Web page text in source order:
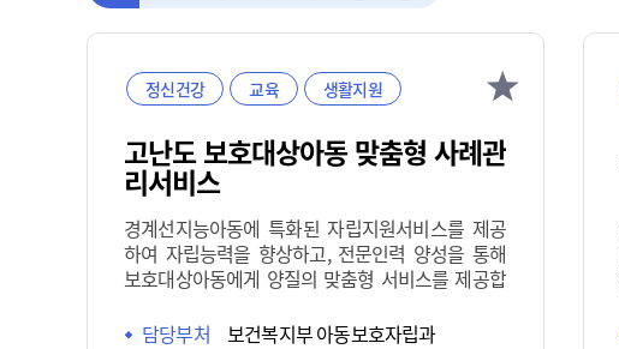
정신건강 교육 생활지원
고난도 보호대상아동 맞춤형 사례관
리서비스
경계선지능아동에 특화된 자립지원서비스를 제공
하여 자립능력을 향상하고, 전문인력 양성을 통해
보호대상아동에게 양질의 맞춤형 서비스를 제공합
담당부처
보건복지부 아동보호자립과